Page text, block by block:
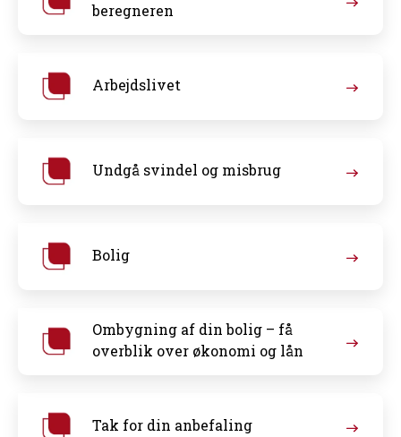
beregneren
Arbejdslivet
Undgå svindel og misbrug
Bolig
Ombygning af din bolig – få
overblik over økonomi og lån
Tak for din anbefaling